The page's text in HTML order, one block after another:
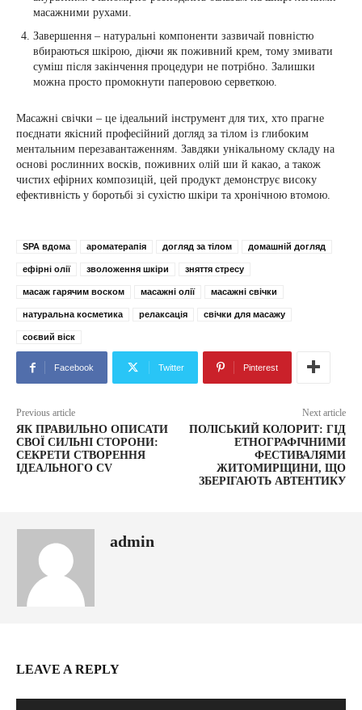
масажними рухами.
Завершення – натуральні компоненти зазвичай повністю
вбираються шкірою, діючи як поживний крем, тому змивати
суміш після закінчення процедури не потрібно. Залишки
можна просто промокнути паперовою серветкою.
Масажні свічки – це ідеальний інструмент для тих, хто прагне
поєднати якісний професійний догляд за тілом із глибоким
ментальним перезавантаженням. Завдяки унікальному складу на
основі рослинних восків, поживних олій ши й какао, а також
чистих ефірних композицій, цей продукт демонструє високу
ефективність у боротьбі зі сухістю шкіри та хронічною втомою.
SPA вдома ароматерапія догляд за тілом домашній догляд
ефірні олії зволоження шкіри зняття стресу
масаж гарячим воском масажні олії масажні свічки
натуральна косметика релаксація свічки для масажу
соєвий віск
Facebook Twitter Pinterest
Previous article
ЯК ПРАВИЛЬНО ОПИСАТИ
СВОЇ СИЛЬНІ СТОРОНИ:
СЕКРЕТИ СТВОРЕННЯ
ІДЕАЛЬНОГО CV
Next article
ПОЛІСЬКИЙ КОЛОРИТ: ГІД
ЕТНОГРАФІЧНИМИ
ФЕСТИВАЛЯМИ
ЖИТОМИРЩИНИ, ЩО
ЗБЕРІГАЮТЬ АВТЕНТИКУ
admin
LEAVE A REPLY